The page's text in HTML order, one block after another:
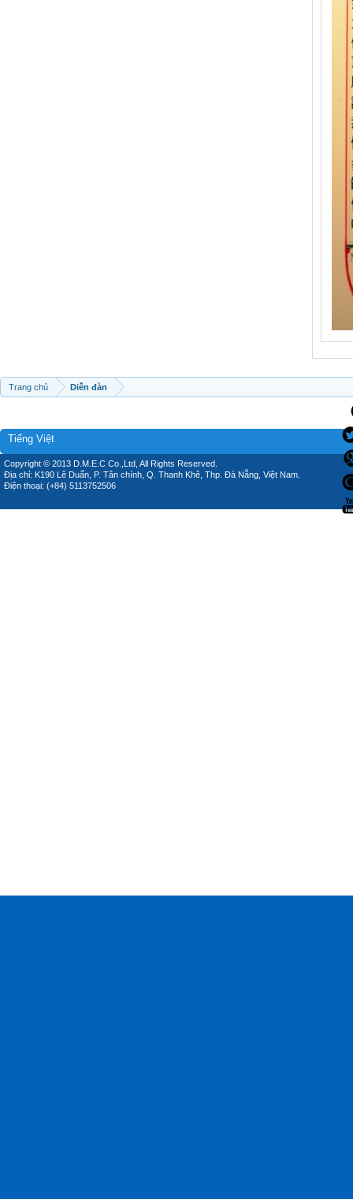
Trang chủ Diễn đàn
Tiếng Việt
Copyright © 2013 D.M.E.C Co.,Ltd, All Rights Reserved.
Địa chỉ: K190 Lê Duẩn, P. Tân chính, Q. Thanh Khê, Thp. Đà Nẵng, Việt Nam.
Điện thoại: (+84) 5113752506